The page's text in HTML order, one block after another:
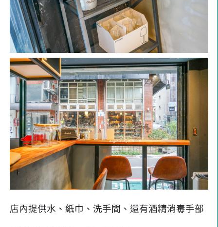
店內提供水、紙巾、洗手間、還有酒精消毒手部